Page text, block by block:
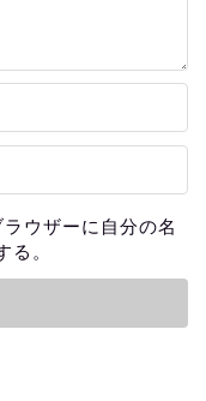
ウザーに自分の名
る。